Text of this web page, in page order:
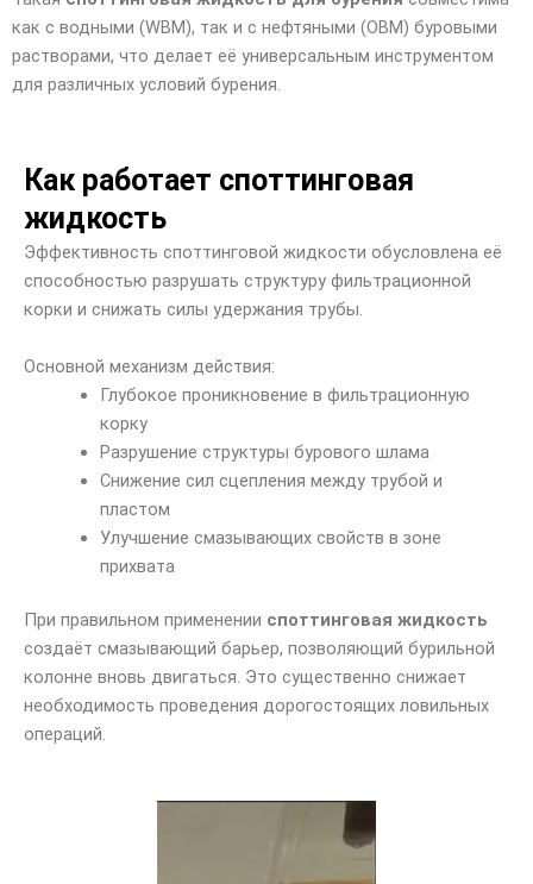
как с водными (WBM), так и с нефтяными (OBM) буровыми
растворами, что делает её универсальным инструментом
для различных условий бурения.
Как работает споттинговая
жидкость
Эффективность споттинговой жидкости обусловлена её
способностью разрушать структуру фильтрационной
корки и снижать силы удержания трубы.
Основной механизм действия:
Глубокое проникновение в фильтрационную
корку
Разрушение структуры бурового шлама
Снижение сил сцепления между трубой и
пластом
Улучшение смазывающих свойств в зоне
прихвата
При правильном применении споттинговая жидкость
создаёт смазывающий барьер, позволяющий бурильной
колонне вновь двигаться. Это существенно снижает
необходимость проведения дорогостоящих ловильных
операций.